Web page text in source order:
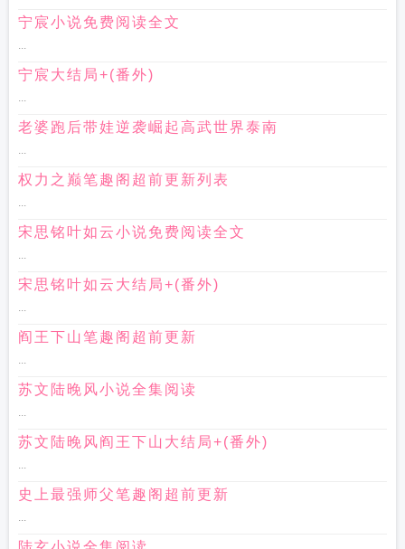
宁宸小说免费阅读全文
...
宁宸大结局+(番外)
...
老婆跑后带娃逆袭崛起高武世界泰南
...
权力之巅笔趣阁超前更新列表
...
宋思铭叶如云小说免费阅读全文
...
宋思铭叶如云大结局+(番外)
...
阎王下山笔趣阁超前更新
...
苏文陆晚风小说全集阅读
...
苏文陆晚风阎王下山大结局+(番外)
...
史上最强师父笔趣阁超前更新
...